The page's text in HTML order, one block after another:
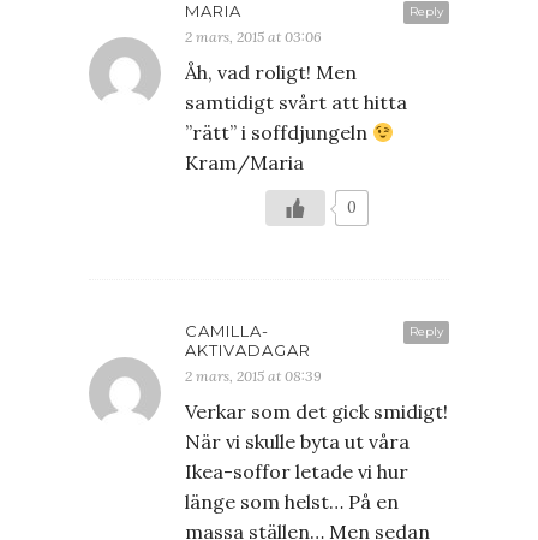
Reply
MARIA
2 mars, 2015 at 03:06
Åh, vad roligt! Men
samtidigt svårt att hitta
”rätt” i soffdjungeln
Kram/Maria
0
Reply
CAMILLA-
AKTIVADAGAR
2 mars, 2015 at 08:39
Verkar som det gick smidigt!
När vi skulle byta ut våra
Ikea-soffor letade vi hur
länge som helst… På en
massa ställen… Men sedan